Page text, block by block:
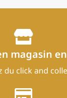
magasin
du click and